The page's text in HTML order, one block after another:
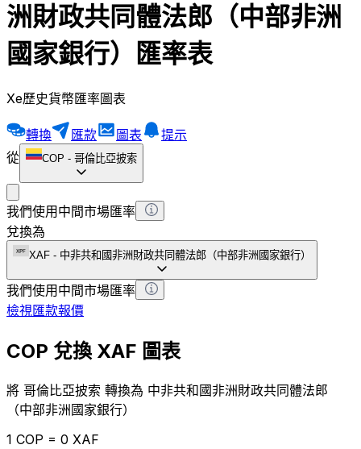
洲財政共同體法郎（中部非洲
國家銀行）匯率表
Xe歷史貨幣匯率圖表
轉換 匯款 圖表
提示
從
COP - 哥倫比亞披索
我們使用中間市場匯率
兌換為
XAF - 中非共和國非洲財政共同體法郎（中部非洲國家銀行）
我們使用中間市場匯率
檢視匯款報價
COP 兌換 XAF 圖表
將 哥倫比亞披索 轉換為 中非共和國非洲財政共同體法郎
（中部非洲國家銀行）
1 COP = 0 XAF